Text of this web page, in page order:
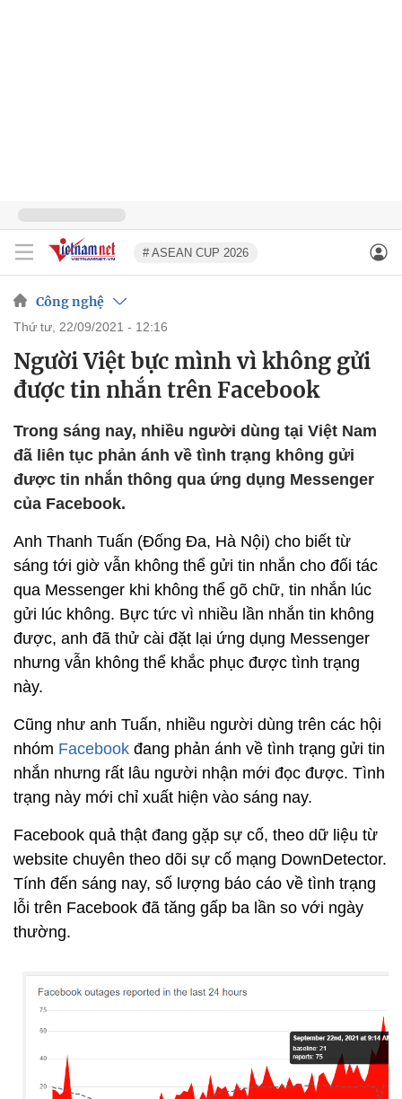
# ASEAN CUP 2026
Công nghệ
thứ tư, 22/09/2021 - 12:16
Người Việt bực mình vì không gửi
được tin nhắn trên Facebook
Trong sáng nay, nhiều người dùng tại Việt Nam
đã liên tục phản ánh về tình trạng không gửi
được tin nhắn thông qua ứng dụng Messenger
của Facebook.
Anh Thanh Tuấn (Đống Đa, Hà Nội) cho biết từ
sáng tới giờ vẫn không thể gửi tin nhắn cho đối tác
qua Messenger khi không thể gõ chữ, tin nhắn lúc
gửi lúc không. Bực tức vì nhiều lần nhắn tin không
được, anh đã thử cài đặt lại ứng dụng Messenger
nhưng vẫn không thể khắc phục được tình trạng
này.
Cũng như anh Tuấn, nhiều người dùng trên các hội
nhóm Facebook đang phản ánh về tình trạng gửi tin
nhắn nhưng rất lâu người nhận mới đọc được. Tình
trạng này mới chỉ xuất hiện vào sáng nay.
Facebook quả thật đang gặp sự cố, theo dữ liệu từ
website chuyên theo dõi sự cố mạng DownDetector.
Tính đến sáng nay, số lượng báo cáo về tình trạng
lỗi trên Facebook đã tăng gấp ba lần so với ngày
thường.